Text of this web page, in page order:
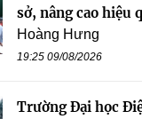
sở, nâng cao hiệu
Hoàng Hưng
19:25 09/08/2026
Trường Đại học